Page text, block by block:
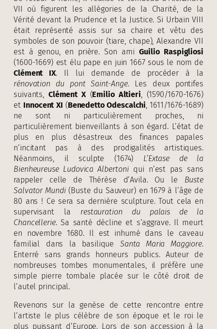
VII où figurent les allégories de la Charité, de la
Vérité devant la Prudence et la Justice. Si Urbain VIII
était représenté assis sur sa chaire et vêtu des
symboles de son pouvoir (tiare, chape), Alexandre VII
est à genou, en prière. Son amiGuilio Raspigliosi
(1600-1669) est élu pape en juin 1667 sous le nom de
Clément IX. Il lui demande de procéder à la
rénovation du pont Saint-Ange. Les deux pontifes
suivants, Clément X(Emilio Altieri, (1590/1670-1676)
et Innocent XI (Benedetto Odescalchi, 1611/1676-1689)
ne sont ni particulièrement proches, ni
particulièrement bienveillants à son égard. L’état de
plus en plus désastreux des finances papales
n’incitant pas à des prodigalités artistiques.
Néanmoins, il sculpte (1674) L’Extase de la
Bienheureuse Ludovica Albertoniqui n’est pas sans
rappeler celle de Thérèse d’Avila. Ou le Buste
Salvator Mundi(Buste du Sauveur) en 1679 à l’âge de
80 ans ! Ce sera sa dernière sculpture. Tout cela en
supervisant la restauration du palais de la
Chancellerie. Sa santé décline et s’aggrave. Il meurt
en novembre 1680. Il est inhumé dans le caveau
familial dans la basilique Santa Maria Maggiore.
Enterré sans grands honneurs publics. Auteur de
nombreuses tombes monumentales, il préfère une
simple pierre tombale placée sur le côté droit de
l’autel principal.
Revenons sur la genèse de cette rencontre entre
l’artiste le plus célèbre de son époque et le roi le
plus puissant d’Europe. Lors de son accession à la